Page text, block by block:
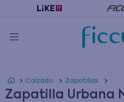
Calzado Zapatillas
Zapatilla Urbana